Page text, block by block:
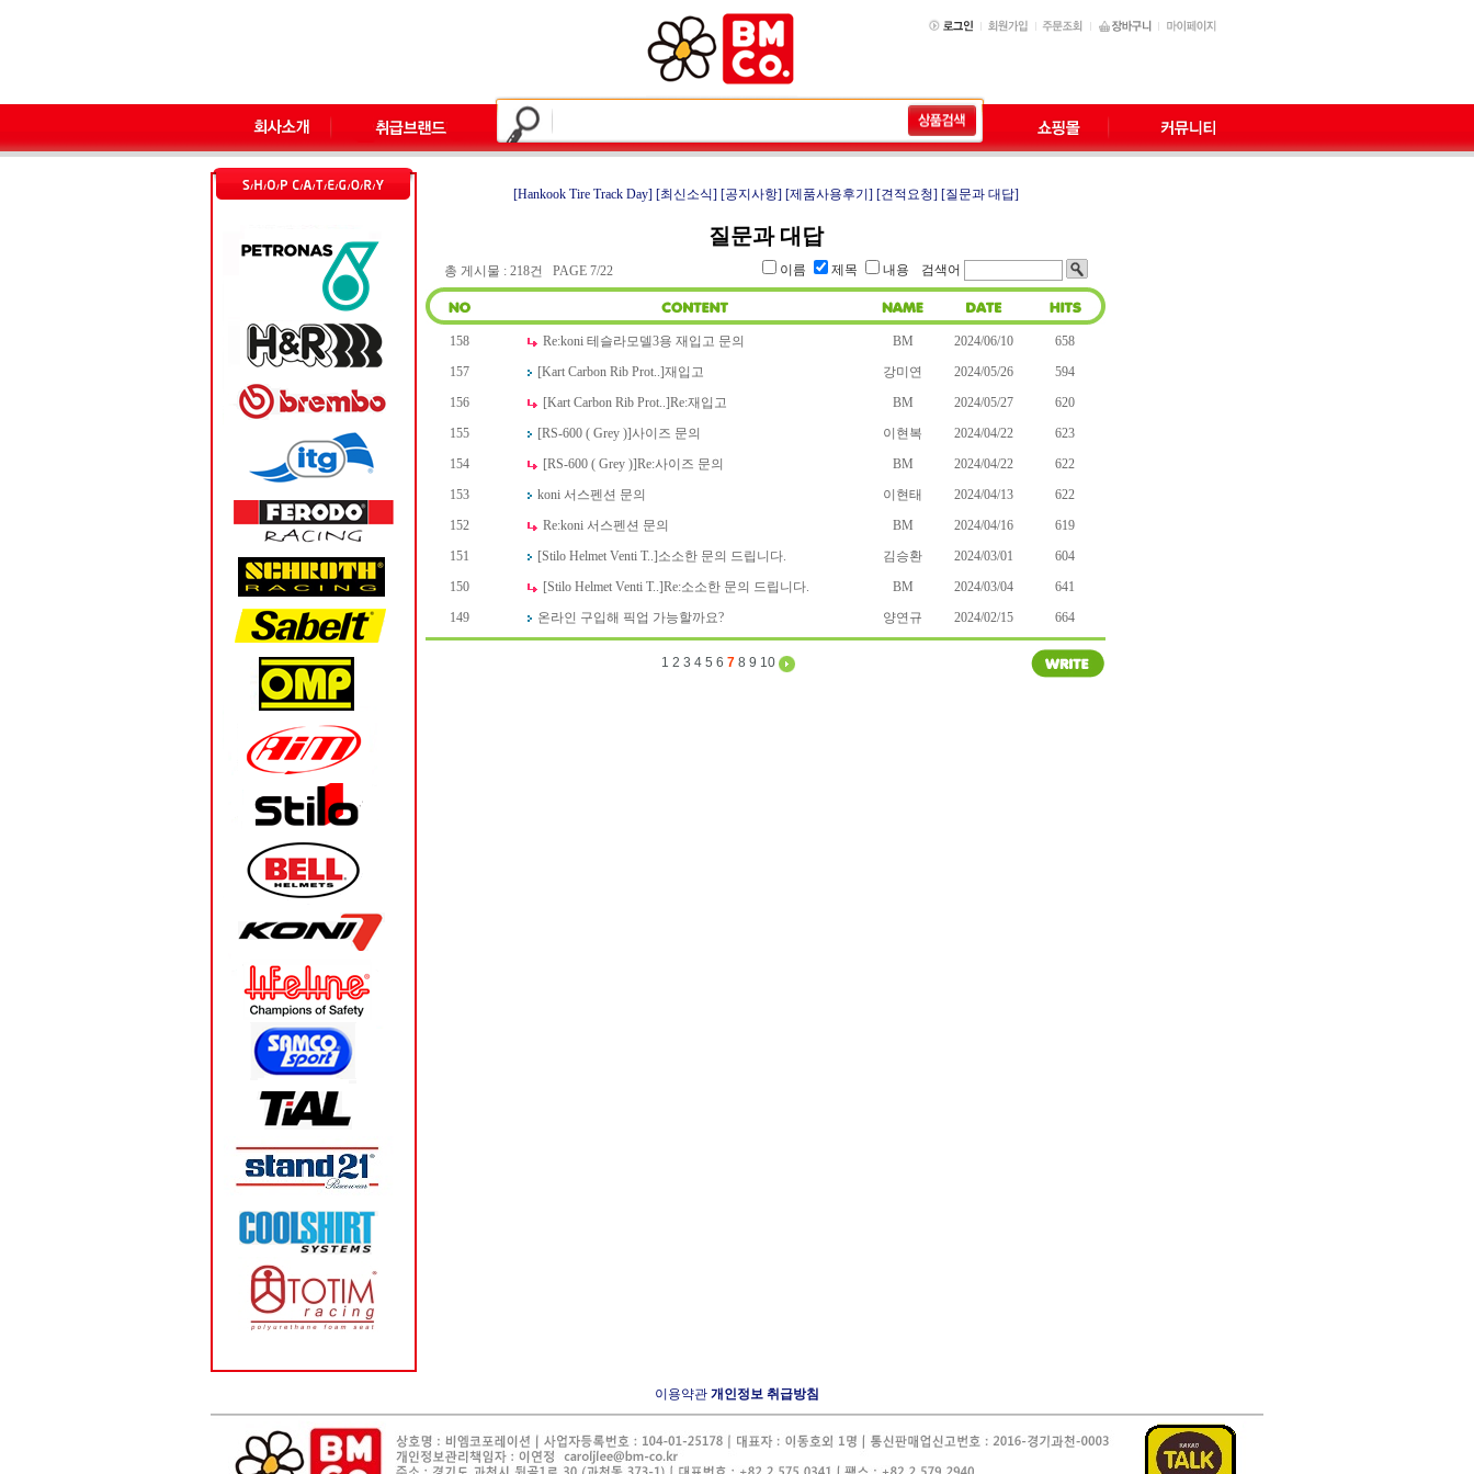
[Hankook Tire Track Day] [최신소식] [공지사항] [제품사용후기] [견적요청] [질문과 대답]
질문과 대답
총 게시물 : 218건 PAGE 7/22 이름 제목 내용 검색어
158 Re:koni 테슬라모델3용 재입고 문의 BM 2024/06/10
658
157
[Kart Carbon Rib Prot..]재입고 강미연 2024/05/26
594
156
[Kart Carbon Rib Prot..]Re:재입고 BM 2024/05/27
620
155
[RS-600 ( Grey )] 사이즈 문의 이현복 2024/04/22
623
154
[RS-600 ( Grey )]Re:사이즈 문의 BM 2024/04/22
622
153
koni 서스펜션 문의 이현태 2024/04/13
622
152
Re:koni 서스펜션 문의 BM 2024/04/16
619
151
[Stilo Helmet Venti T..] 소소한 문의 드립니다. 김승환 2024/03/01
604
150
[Stilo Helmet Venti T..]Re:소소한 문의 드립니다. BM 2024/03/04
641
149
온라인 구입해 픽업 가능할까요? 양연규 2024/02/15 664
1 2 3 4 5 6 7 8 9 10
이용약관 개인정보 취급방침